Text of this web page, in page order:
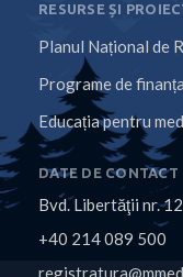
RESURSE ȘI
Planul Național de
Programe de
Educația pentru
DATE DE CONTACT
Bvd. Libertăţii nr.
+40 214 089 500